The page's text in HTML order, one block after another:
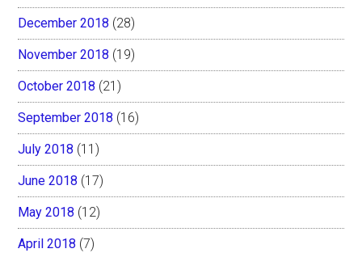
December 2018 (28)
November 2018 (19)
October 2018 (21)
September 2018 (16)
July 2018 (11)
June 2018 (17)
May 2018 (12)
April 2018 (7)